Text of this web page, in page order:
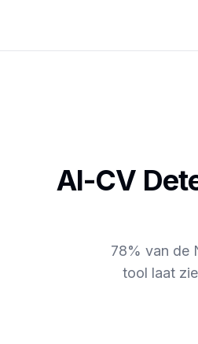
AI-CV
78% van de
tool laat